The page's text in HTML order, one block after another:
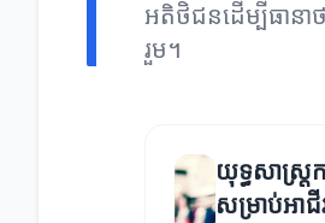
អតិថិជនដើម្បីធានា
រួម។
យុទ្ធសាស្ត្រ
សម្រាប់អាជី